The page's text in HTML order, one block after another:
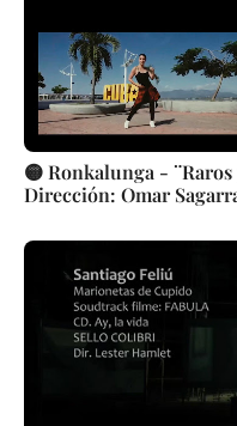
🟡 Ronkalunga -
Dirección: Omar